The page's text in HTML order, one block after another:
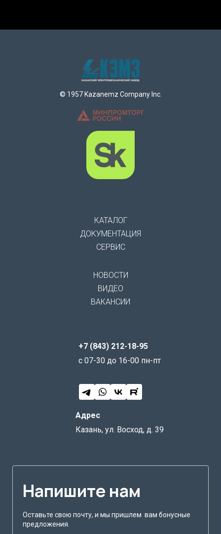
© 1957 Kazanemz Company Inc.
КАТАЛОГ
ДОКУМЕНТАЦИЯ
СЕРВИС
НОВОСТИ
ВИДЕО
ВАКАНСИИ
+7 (843) 212-18-95
с 07-30 до 16-00 пн-пт
Адрес
Казань, ул. Восход, д. 39
Напишите нам
Оставьте свою почту, и мы пришлем вам бонусные
предложения.